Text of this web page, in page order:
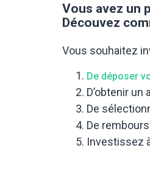
Vous avez un
Découvez
Vous souhaitez
De déposer
D’obtenir
De
De
Investissez